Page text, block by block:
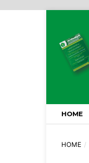
HOME
HOME /